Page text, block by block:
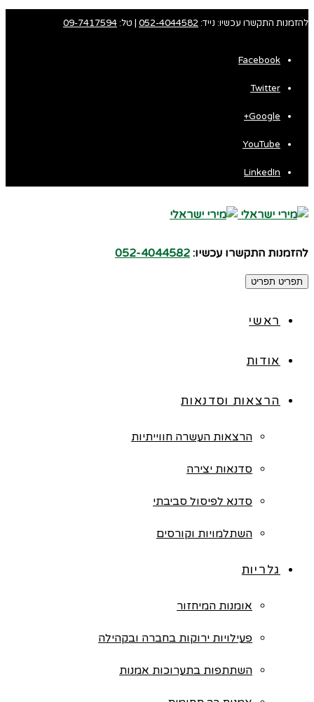
להזמנות התקשרו עכשיו: נייד: 052-4044582 | טל:09-7417594
Facebook
Twitter
Google+
YouTube
LinkedIn
להזמנות התקשרו עכשיו: 052-4044582
תפריט תפריט
ראשי
אודות
הרצאות וסדנאות
הרצאות העשרה חווייתיות
סדנאות יצירה
סדנא לפיסול סביבתי
השתלמויות וקורסים
גלריות
אומנות המיחזור
פעילויות ירוקות בחברה ובקהילה
השתתפות בתערוכות אמנות